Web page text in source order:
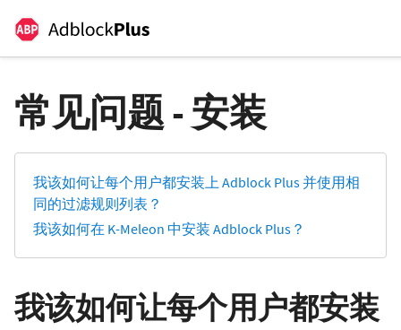
常见问题 - 安装
我该如何让每个用户都安装上 Adblock Plus 并使用相
同的过滤规则列表？
我该如何在 K-Meleon 中安装 Adblock Plus？
我该如何让每个用户都安装